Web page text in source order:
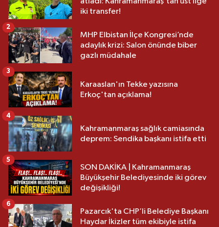
iki transfer!
MHP Elbistan İlçe Kongresi’nde
adaylık krizi: Salon önünde biber
gazlı müdahale
2
Karaaslan'ın Tekke yazısına
Erkoç'tan açıklama!
3
Kahramanmaraş sağlık camiasında
deprem: Sendika başkanı istifa etti
4
SON DAKİKA | Kahramanmaraş
Büyükşehir Belediyesinde iki görev
değişikliği!
5
Pazarcık'ta CHP’li Belediye Başkanı
Haydar İkizler tüm ekibiyle istifa
6